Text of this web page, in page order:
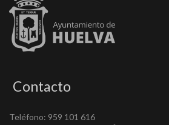
Contacto
Teléfono: 959 101 616